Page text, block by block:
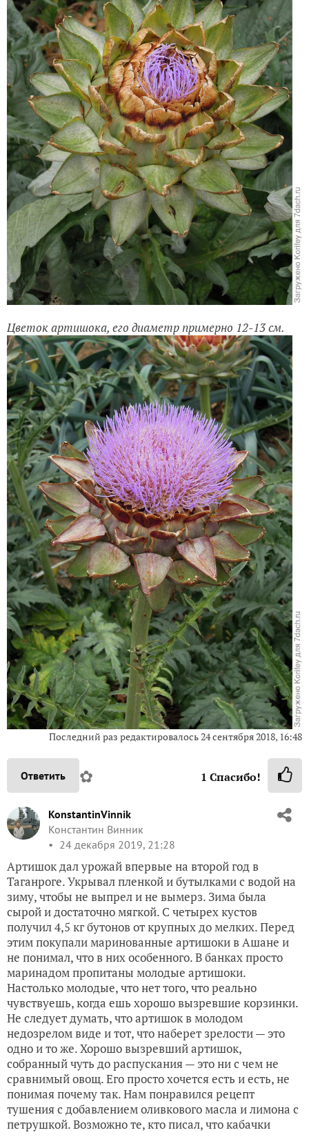
Цветок артишока, его диаметр примерно 12-13 см.
Последний раз редактировалось24 сентября 2018, 16:48
Ответить ✿ 1 Спасибо!
KonstantinVinnik
Константин Винник
24 декабря 2019, 21:28
Артишок дал урожай впервые на второй год в
Таганроге. Укрывал пленкой и бутылками с водой на
зиму, чтобы не выпрел и не вымерз. Зима была
сырой и достаточно мягкой. С четырех кустов
получил 4,5 кг бутонов от крупных до мелких. Перед
этим покупали маринованные артишоки в Ашане и
не понимал, что в них особенного. В банках просто
маринадом пропитаны молодые артишоки.
Настолько молодые, что нет того, что реально
чувствуешь, когда ешь хорошо вызревшие корзинки.
Не следует думать, что артишок в молодом
недозрелом виде и тот, что наберет зрелости — это
одно и то же. Хорошо вызревший артишок,
собранный чуть до распускания — это ни с чем не
сравнимый овощ. Его просто хочется есть и есть, не
понимая почему так. Нам понравился рецепт
тушения с добавлением оливкового масла и лимона с
петрушкой. Возможно те, кто писал, что кабачки